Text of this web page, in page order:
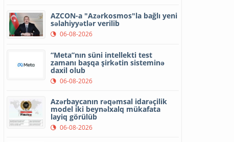
AZCON-a "Azərkosmos"la bağlı yeni
səlahiyyətlər verilib
06-08-2026
“Meta”nın süni intellekti test
zamanı başqa şirkətin sisteminə
daxil olub
06-08-2026
Azərbaycanın rəqəmsal idarəçilik
model iki beynəlxalq mükafata
layiq görülüb
06-08-2026